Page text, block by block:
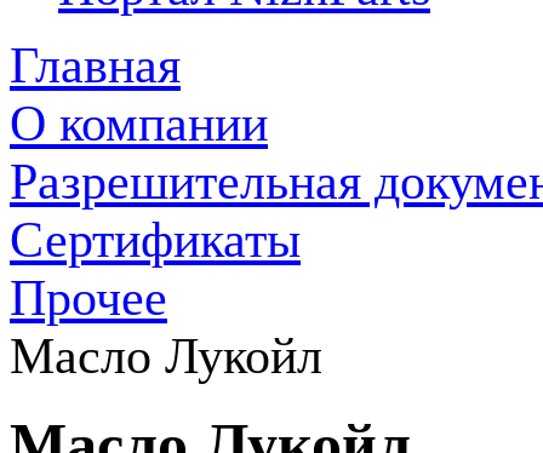
Главная
О компании
Разрешительная
Сертификаты
Прочее
Масло Лукойл